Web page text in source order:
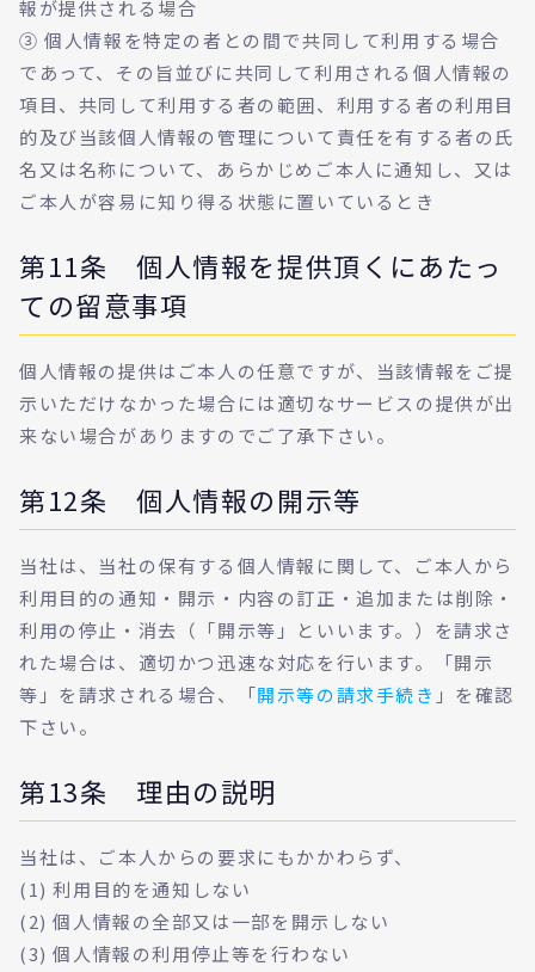
報が提供される場合
③ 個人情報を特定の者との間で共同して利用する場合
であって、その旨並びに共同して利用される個人情報の
項目、共同して利用する者の範囲、利用する者の利用目
的及び当該個人情報の管理について責任を有する者の氏
名又は名称について、あらかじめご本人に通知し、又は
ご本人が容易に知り得る状態に置いているとき
第11条 個人情報を提供頂くにあたっ
ての留意事項
個人情報の提供はご本人の任意ですが、当該情報をご提
示いただけなかった場合には適切なサービスの提供が出
来ない場合がありますのでご了承下さい。
第12条 個人情報の開示等
当社は、当社の保有する個人情報に関して、ご本人から
利用目的の通知・開示・内容の訂正・追加または削除・
利用の停止・消去（「開示等」といいます。）を請求さ
れた場合は、適切かつ迅速な対応を行います。「開示
等」を請求される場合、「開示等の請求手続き 」を確認
下さい。
第13条 理由の説明
当社は、ご本人からの要求にもかかわらず、
(1) 利用目的を通知しない
(2) 個人情報の全部又は一部を開示しない
(3) 個人情報の利用停止等を行わない